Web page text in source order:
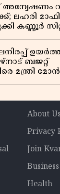
ലഹരി
കണ്ണൂർ
ബജറ്റ്
മന്ത്രി
About Us
Privacy
Join
Business
Health